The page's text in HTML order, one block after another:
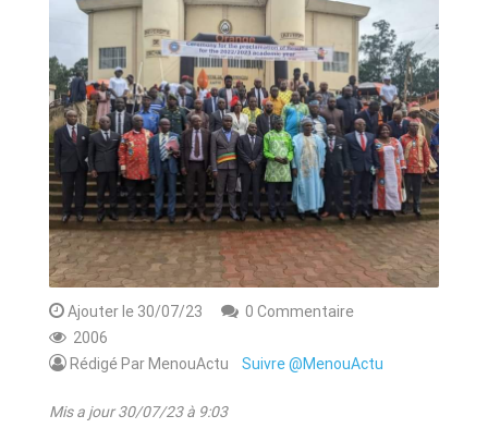
ART & CULTURE & TRADITION
ASSAINISSEMENT
BREAKING-NEWS
CAMEROUN
PLUS
Ajouter le 30/07/23
0 Commentaire
2006
Rédigé Par MenouActu Suivre @MenouActu
Mis a jour 30/07/23 à 9:03